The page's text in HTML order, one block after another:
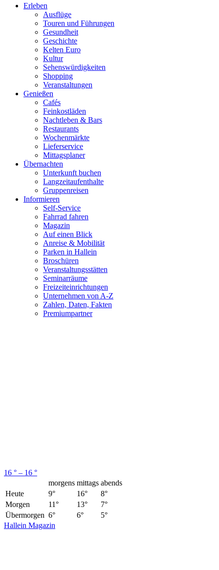
Erleben
Ausflüge
Touren und Führungen
Gesundheit
Geschichte
Kelten Euro
Kultur
Sehenswürdigkeiten
Shopping
Veranstaltungen
Genießen
Cafés
Feinkostläden
Nachtleben & Bars
Restaurants
Wochenmärkte
Lieferservice
Mittagsplaner
Übernachten
Unterkunft buchen
Langzeitaufenthalte
Gruppenreisen
Informieren
Self-Service
Fahrrad fahren
Magazin
Auf einen Blick
Anreise & Mobilität
Parken in Hallein
Broschüren
Veranstaltungsstätten
Seminarräume
Freizeiteinrichtungen
Unternehmen von A-Z
Zahlen, Daten, Fakten
Premiumpartner
16 ° – 16 °
morgens mittags abends
Heute
9° 16°
8°
Morgen
11° 13°
7°
Übermorgen 6° 6°
5°
Hallein Magazin